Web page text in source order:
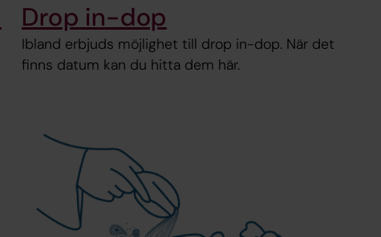
Drop in-dop
Ibland erbjuds möjlighet till drop in-dop. När det
finns datum kan du hitta dem här.